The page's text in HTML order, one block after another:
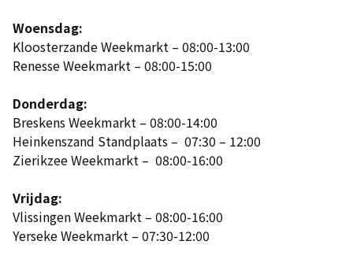
Woensdag:
Kloosterzande Weekmarkt – 08:00-13:00
Renesse Weekmarkt – 08:00-15:00
Donderdag:
Breskens Weekmarkt – 08:00-14:00
Heinkenszand Standplaats – 07:30 – 12:00
Zierikzee Weekmarkt – 08:00-16:00
Vrijdag:
Vlissingen Weekmarkt – 08:00-16:00
Yerseke Weekmarkt – 07:30-12:00